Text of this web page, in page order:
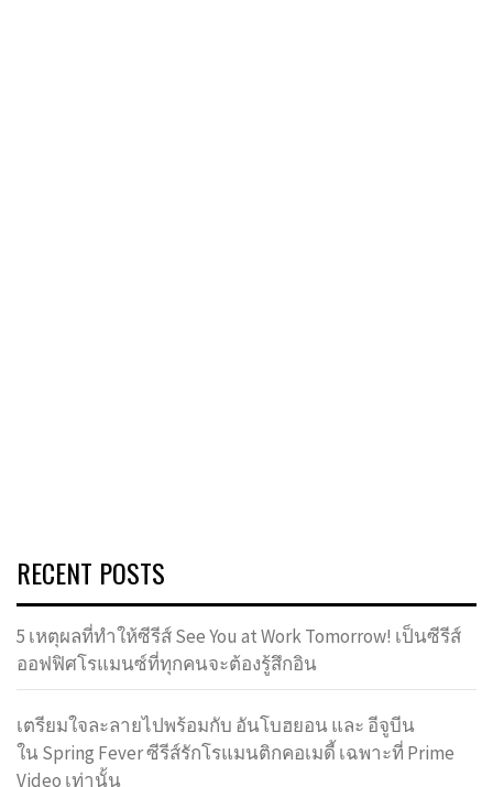
RECENT POSTS
5 เหตุผลที่ทำให้ซีรีส์ See You at Work Tomorrow! เป็นซีรีส์
ออฟฟิศโรแมนซ์ที่ทุกคนจะต้องรู้สึกอิน
เตรียมใจละลายไปพร้อมกับ อันโบฮยอน และ อีจูบีน
ใน Spring Fever ซีรีส์รักโรแมนติกคอเมดี้ เฉพาะที่ Prime
Video เท่านั้น